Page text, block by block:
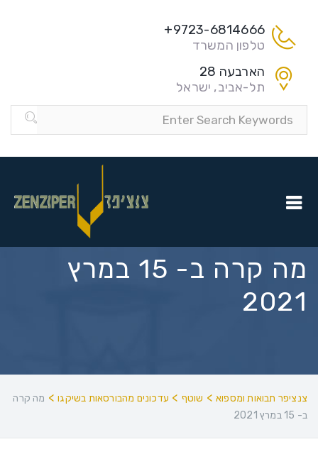
9723-6814666+
טלפון המשרד
הארבעה 28
תל-אביב, ישראל
מה קרה ב- 15 במרץ
2021
צנציפר תבואות ומספוא > שוטף > עדכונים מהבורסאות בשיקגו> מה קרה
ב- 15 במרץ 2021